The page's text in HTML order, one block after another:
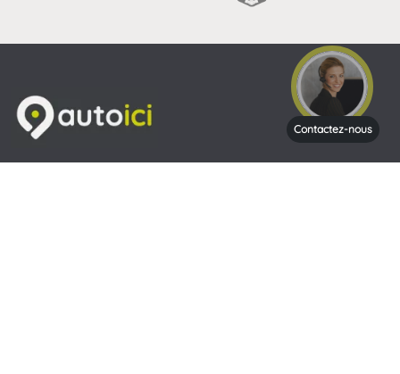
Contactez-nous